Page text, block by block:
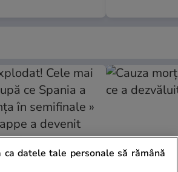
ca datele tale personale să rămână